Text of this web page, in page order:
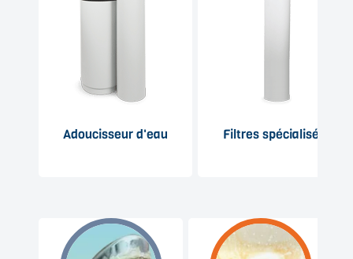
Adoucisseur d'eau Filtres spécialisés